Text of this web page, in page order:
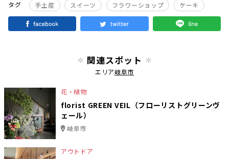
タグ
手土産 スイーツ フラワーショップ ケーキ
関連スポット
エリア岐阜市
花・植物
florist GREEN VEIL（フローリストグリーンヴ
ェール）
岐阜市
アウトドア